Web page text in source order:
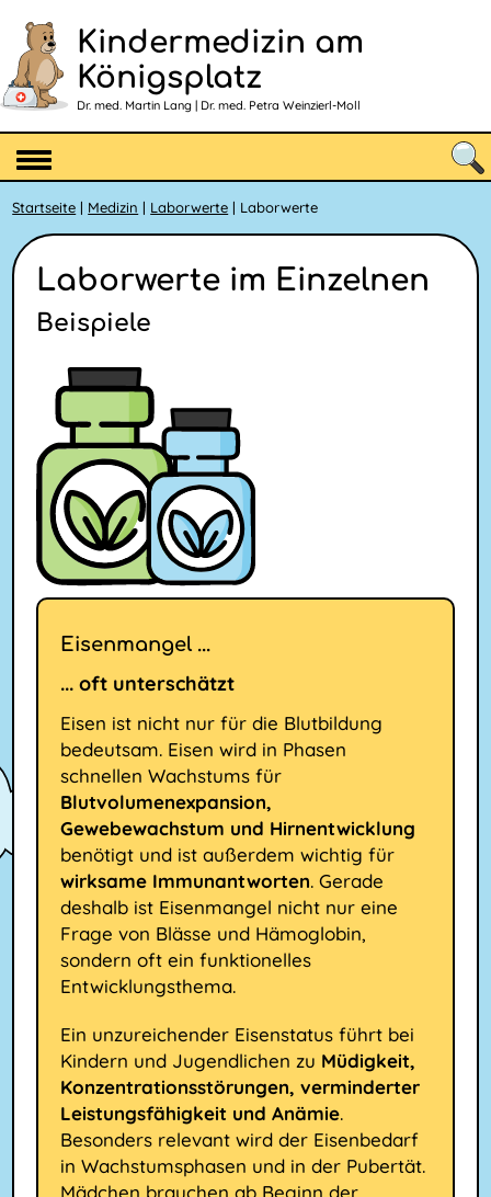
Kindermedizin am
Königsplatz
Dr. med. Martin Lang | Dr. med. Petra Weinzierl-Moll
Startseite | Medizin | Laborwerte | Laborwerte
Laborwerte im Einzelnen
Beispiele
Eisenmangel ...
... oft unterschätzt
Eisen ist nicht nur für die Blutbildung
bedeutsam. Eisen wird in Phasen
schnellen Wachstums für
Blutvolumenexpansion,
Gewebewachstum und Hirnentwicklung
benötigt und ist außerdem wichtig für
wirksame Immunantworten. Gerade
deshalb ist Eisenmangel nicht nur eine
Frage von Blässe und Hämoglobin,
sondern oft ein funktionelles
Entwicklungsthema.
Ein unzureichender Eisenstatus führt bei
Kindern und Jugendlichen zu Müdigkeit,
Konzentrationsstörungen, verminderter
Leistungsfähigkeit und Anämie.
Besonders relevant wird der Eisenbedarf
in Wachstumsphasen und in der Pubertät.
Mädchen brauchen ab Beginn der